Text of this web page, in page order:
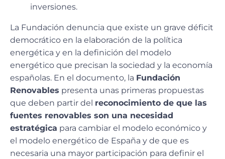
inversiones.
La Fundación denuncia que existe un grave déficit
democrático en la elaboración de la política
energética y en la definición del modelo
energético que precisan la sociedad y la economía
españolas. En el documento, la Fundación
Renovables presenta unas primeras propuestas
que deben partir del reconocimiento de que las
fuentes renovables son una necesidad
estratégica para cambiar el modelo económico y
el modelo energético de España y de que es
necesaria una mayor participación para definir el